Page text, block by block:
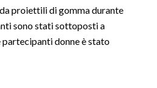
proiettili di gomma durante
sono stati sottoposti a
partecipanti donne è stato